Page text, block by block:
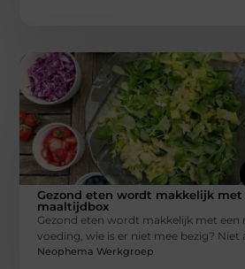
Gezond eten wordt makkelijk met
maaltijdbox
Gezond eten wordt makkelijk met een
voeding, wie is er niet mee bezig? Niet
Neophema Werkgroep